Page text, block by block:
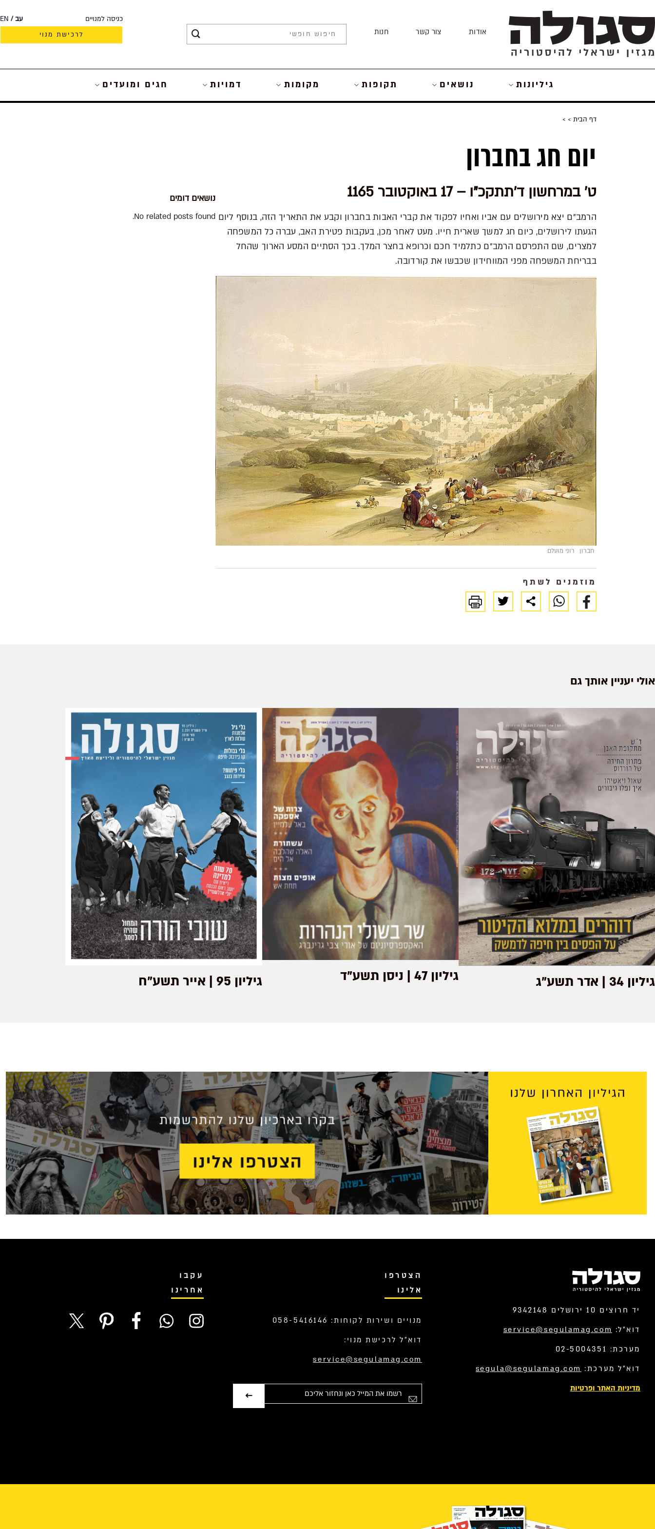
to
content
אודות צור קשר חנות
כניסה למנויים עב
EN
לרכישת מנוי
גיליונות נושאים תקופות מקומות דמויות חגים ומועדים
דף הבית >
>
יום חג בחברון
ט' במרחשון ד'תתקכ"ו – 17 באוקטובר 1165
הרמב"ם יצא מירושלים עם אביו ואחיו לפקוד את קברי האבות בחברון וקבע את התאריך הזה, בנוסף ליום
הגעתו לירושלים, כיום חג למשך שארית חייו. מעט לאחר מכן, בעקבות פטירת האב, עברה כל המשפחה
למצרים, שם התפרסם הרמב"ם כתלמיד חכם וכרופא בחצר המלך. בכך הסתיים המסע הארוך שהחל
בבריחת המשפחה מפני המווחידון שכבשו את קורדובה.
חברון רוני מועלם
מוזמנים לשתף
נושאים דומים
No related posts found.
אולי יעניין אותך גם
גיליון 34 | אדר תשע"ג גיליון 47 | ניסן תשע"ד גיליון 95 | אייר תשע"ח
יד חרוצים 10 ירושלים 9342148
דוא”ל: service@segulamag.com
מערכת: 02-5004351
דוא”ל מערכת: segula@segulamag.com
מדיניות האתר ופרטיות
הצטרפו
אלינו
מנויים ושירות לקוחות: 058-5416146
דוא”ל לרכישת מנוי:
service@segulamag.com
עקבו
אחרינו